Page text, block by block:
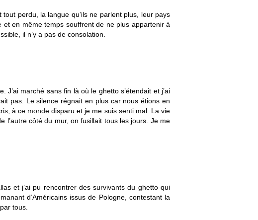
perdu, la langue qu’ils ne parlent plus, leur pays
en même temps souffrent de ne plus appartenir à
il n’y a pas de consolation.
marché sans fin là où le ghetto s’étendait et j’ai
pas. Le silence régnait en plus car nous étions en
à ce monde disparu et je me suis senti mal. La vie
l’autre côté du mur, on fusillait tous les jours. Je me
et j’ai pu rencontrer des survivants du ghetto qui
d’Américains issus de Pologne, contestant la
tous.